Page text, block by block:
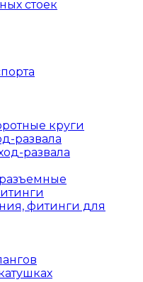
стоек
круги
развала
развала
фитинги для